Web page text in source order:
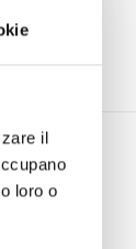
il
loro o